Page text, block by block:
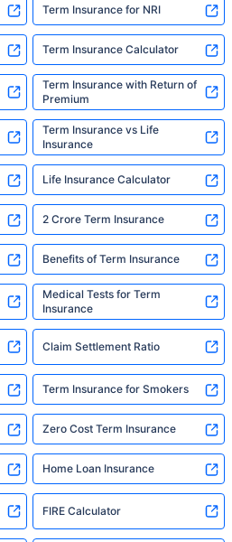
Term Insurance for NRI
Term Insurance Calculator
Term Insurance with Return of
Premium
Term Insurance vs Life
Insurance
Life Insurance Calculator
2 Crore Term Insurance
Benefits of Term Insurance
Medical Tests for Term
Insurance
Claim Settlement Ratio
Term Insurance for Smokers
Zero Cost Term Insurance
Home Loan Insurance
FIRE Calculator